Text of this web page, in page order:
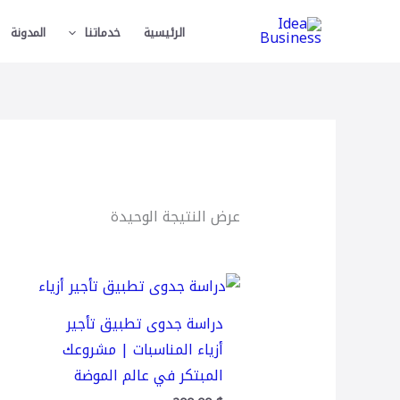
الرئيسية خدماتنا المدونة
عرض النتيجة الوحيدة
دراسة جدوى تطبيق تأجير
أزياء المناسبات | مشروعك
المبتكر في عالم الموضة